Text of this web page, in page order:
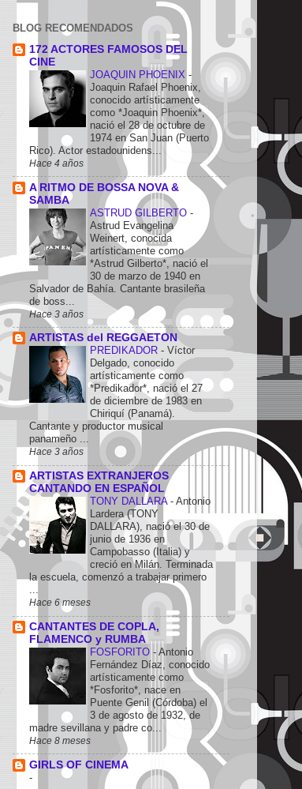
BLOG RECOMENDADOS
172 ACTORES FAMOSOS DEL
CINE
JOAQUIN PHOENIX -
Joaquin Rafael Phoenix,
conocido artísticamente
como *Joaquin Phoenix*,
nació el 28 de octubre de
1974 en San Juan (Puerto
Rico). Actor estadounidens...
Hace 4 años
A RITMO DE BOSSA NOVA &
SAMBA
ASTRUD GILBERTO -
Astrud Evangelina
Weinert, conocida
artísticamente como
*Astrud Gilberto*, nació el
30 de marzo de 1940 en
Salvador de Bahía. Cantante brasileña
de boss...
Hace 3 años
ARTISTAS del REGGAETON
PREDIKADOR - Víctor
Delgado, conocido
artísticamente como
*Predikador*, nació el 27
de diciembre de 1983 en
Chiriquí (Panamá).
Cantante y productor musical
panameño ...
Hace 3 años
ARTISTAS EXTRANJEROS
CANTANDO EN ESPAÑOL
TONY DALLARA - Antonio
Lardera (TONY
DALLARA), nació el 30 de
junio de 1936 en
Campobasso (Italia) y
creció en Milán. Terminada
la escuela, comenzó a trabajar primero
...
Hace 6 meses
CANTANTES DE COPLA,
FLAMENCO y RUMBA
FOSFORITO - Antonio
Fernández Díaz, conocido
artísticamente como
*Fosforito*, nace en
Puente Genil (Córdoba) el
3 de agosto de 1932, de
madre sevillana y padre co...
Hace 8 meses
GIRLS OF CINEMA
-